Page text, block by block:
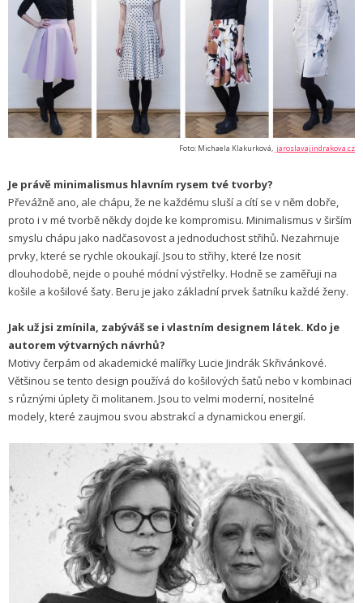
Foto: Michaela Klakurková, jaroslavajindrakova.cz
Je právě minimalismus hlavním rysem tvé tvorby?
Převážně ano, ale chápu, že ne každému sluší a cítí se v něm dobře,
proto i v mé tvorbě někdy dojde ke kompromisu. Minimalismus v širším
smyslu chápu jako nadčasovost a jednoduchost střihů. Nezahrnuje
prvky, které se rychle okoukají. Jsou to střihy, které lze nosit
dlouhodobě, nejde o pouhé módní výstřelky. Hodně se zaměřuji na
košile a košilové šaty. Beru je jako základní prvek šatníku každé ženy.
Jak už jsi zmínila, zabýváš se i vlastním designem látek. Kdo je
autorem výtvarných návrhů?
Motivy čerpám od akademické malířky Lucie Jindrák Skřivánkové.
Většinou se tento design používá do košilových šatů nebo v kombinaci
s různými úplety či molitanem. Jsou to velmi moderní, nositelné
modely, které zaujmou svou abstrakcí a dynamickou energií.